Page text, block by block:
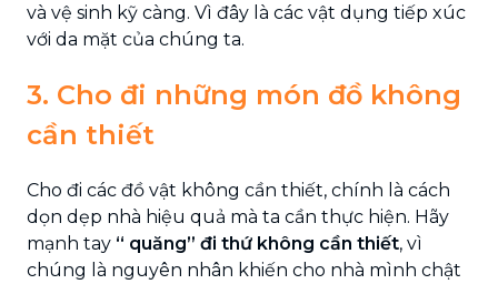
và vệ sinh kỹ càng. Vì đây là các vật dụng tiếp xúc
với da mặt của chúng ta.
3. Cho đi những món đồ không
cần thiết
Cho đi các đồ vật không cần thiết, chính là cách
dọn dẹp nhà hiệu quả mà ta cần thực hiện. Hãy
mạnh tay “ quăng” đi thứ không cần thiết, vì
chúng là nguyên nhân khiến cho nhà mình chật